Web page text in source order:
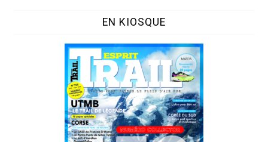
EN KIOSQUE